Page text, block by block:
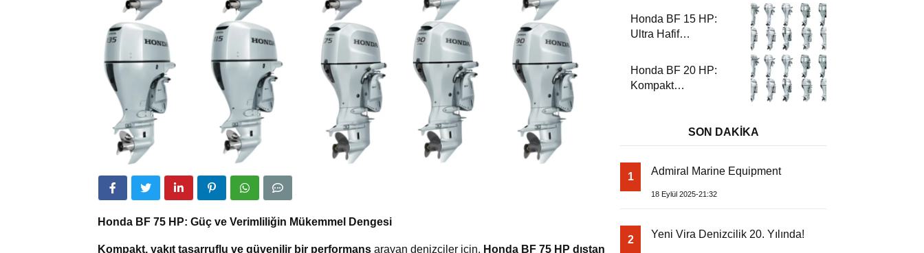
Honda BF 75 HP: Güç ve Verimliliğin Mükemmel Dengesi
Kompakt, yakıt tasarruflu ve güvenilir bir performans arayan denizciler için, Honda BF 75 HP dıştan
Honda BF 15 HP:
Ultra Hafif
Honda BF 20 HP:
Kompakt
SON DAKİKA
1 Admiral Marine Equipment
18 Eylül 2025-21:32
2 Yeni Vira Denizcilik 20. Yılında!